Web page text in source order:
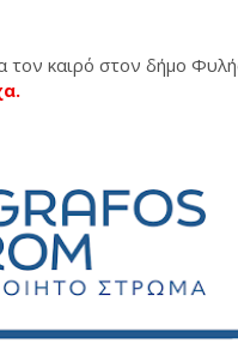
τον καιρό στον δήμο